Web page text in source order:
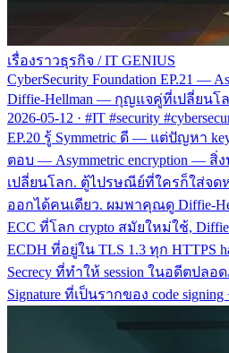
เรื่องราวธุรกิจ / IT GENIUS
CyberSecurity Foundation EP.21 —
Diffie-Hellman — กุญแจคู่ที่เปลี่ยนโ
2026-05-12 · #IT #security
EP.20 รู้ Symmetric ดี — แต่ปัญหา
ตอบ — Asymmetric encryption — สิ่
เปลี่ยนโลก. ตู้ไปรษณีย์ที่ใครก็ใส่จด
ออกได้คนเดียว. ผมพาคุณดู Diffie-
ECC ที่โลก crypto สมัยใหม่ใช้, Diffie-
ECDH ที่อยู่ใน TLS 1.3 ทุก HTTPS
Secrecy ที่ทำให้ session ในอดีตปล
Signature ที่เป็นรากของ code signing